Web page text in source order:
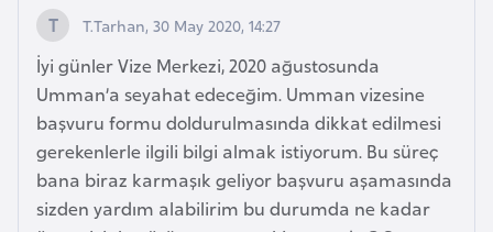
T.Tarhan, 30 May 2020, 14:27
İyi günler Vize Merkezi, 2020 ağustosunda
Umman’a seyahat edeceğim. Umman vizesine
başvuru formu doldurulmasında dikkat edilmesi
gerekenlerle ilgili bilgi almak istiyorum. Bu süreç
bana biraz karmaşık geliyor başvuru aşamasında
sizden yardım alabilirim bu durumda ne kadar
g
a
r
i
s
t
a